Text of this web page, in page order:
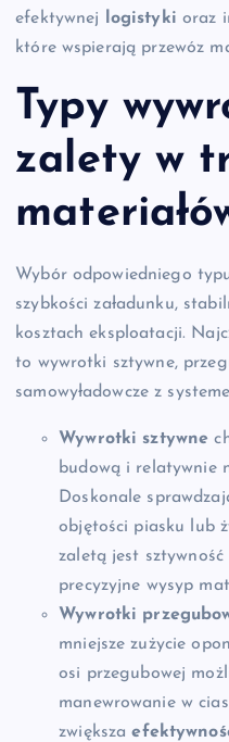
efektywnej
logistyki oraz
które wspierają przewóz
Typy
zalety w
Wybór odpowiedniego
szybkości załadunku,
kosztach eksploatacji.
to wywrotki sztywne,
samowyładowcze z
Wywrotki sztywne
budową i relatywnie
Doskonale
objętości piasku lub
zaletą jest sztywność
precyzyjne wysyp
Wywrotki
mniejsze zużycie
osi przegubowej
manewrowanie w
zwiększa